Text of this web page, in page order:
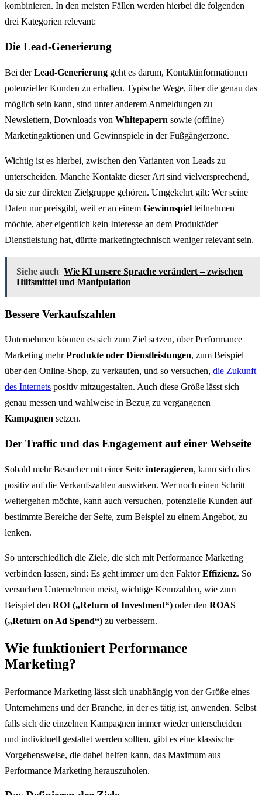
kombinieren. In den meisten Fällen werden hierbei die folgenden
drei Kategorien relevant:
Die Lead-Generierung
Bei derLead-Generierung geht es darum, Kontaktinformationen
potenzieller Kunden zu erhalten. Typische Wege, über die genau das
möglich sein kann, sind unter anderem Anmeldungen zu
Newslettern, Downloads von Whitepapern sowie (offline)
Marketingaktionen und Gewinnspiele in der Fußgängerzone.
Wichtig ist es hierbei, zwischen den Varianten von Leads zu
unterscheiden. Manche Kontakte dieser Art sind vielversprechend,
da sie zur direkten Zielgruppe gehören. Umgekehrt gilt: Wer seine
Daten nur preisgibt, weil er an einem Gewinnspiel teilnehmen
möchte, aber eigentlich kein Interesse an dem Produkt/der
Dienstleistung hat, dürfte marketingtechnisch weniger relevant sein.
Siehe auch Wie KI unsere Sprache verändert – zwischen
Hilfsmittel und Manipulation
Bessere Verkaufszahlen
Unternehmen können es sich zum Ziel setzen, über Performance
Marketing mehrProdukte oder Dienstleistungen, zum Beispiel
über den Online-Shop, zu verkaufen, und so versuchen, die Zukunft
des Internets positiv mitzugestalten. Auch diese Größe lässt sich
genau messen und wahlweise in Bezug zu vergangenen
Kampagnen setzen.
Der Traffic und das Engagement auf einer Webseite
Sobald mehr Besucher mit einer Seite interagieren, kann sich dies
positiv auf die Verkaufszahlen auswirken. Wer noch einen Schritt
weitergehen möchte, kann auch versuchen, potenzielle Kunden auf
bestimmte Bereiche der Seite, zum Beispiel zu einem Angebot, zu
lenken.
So unterschiedlich die Ziele, die sich mit Performance Marketing
verbinden lassen, sind: Es geht immer um den FaktorEffizienz. So
versuchen Unternehmen meist, wichtige Kennzahlen, wie zum
Beispiel den ROI („Return of Investment“) oder den ROAS
(„Return on Ad Spend“) zu verbessern.
Wie funktioniert Performance
Marketing?
Performance Marketing lässt sich unabhängig von der Größe eines
Unternehmens und der Branche, in der es tätig ist, anwenden. Selbst
falls sich die einzelnen Kampagnen immer wieder unterscheiden
und individuell gestaltet werden sollten, gibt es eine klassische
Vorgehensweise, die dabei helfen kann, das Maximum aus
Performance Marketing herauszuholen.